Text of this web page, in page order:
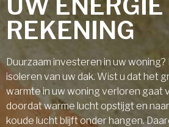
REKENING
Duurzaam investeren in uw
isoleren van uw dak. Wist u dat het
warmte in uw woning verloren gaat
doordat warme lucht opstijgt en
koude lucht blijft onder hangen.